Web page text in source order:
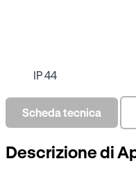
IP 44
Scheda tecnica
Descrizione di